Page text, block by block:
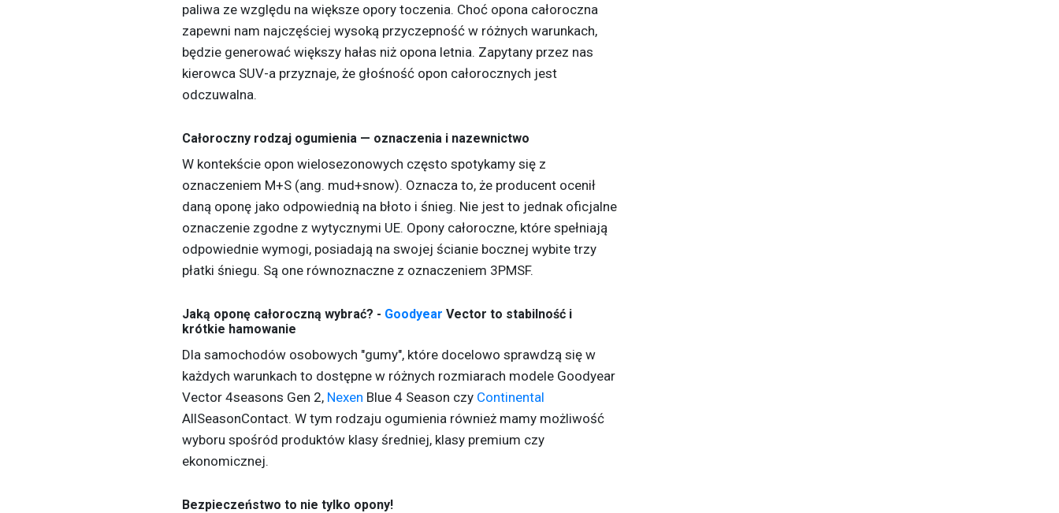
paliwa ze względu na większe opory toczenia. Choć opona całoroczna
zapewni nam najczęściej wysoką przyczepność w różnych warunkach,
będzie generować większy hałas niż opona letnia. Zapytany przez nas
kierowca SUV-a przyznaje, że głośność opon całorocznych jest
odczuwalna.
Całoroczny rodzaj ogumienia — oznaczenia i nazewnictwo
W kontekście opon wielosezonowych często spotykamy się z
oznaczeniem M+S (ang. mud+snow). Oznacza to, że producent ocenił
daną oponę jako odpowiednią na błoto i śnieg. Nie jest to jednak oficjalne
oznaczenie zgodne z wytycznymi UE. Opony całoroczne, które spełniają
odpowiednie wymogi, posiadają na swojej ścianie bocznej wybite trzy
płatki śniegu. Są one równoznaczne z oznaczeniem 3PMSF.
Jaką oponę całoroczną wybrać? - Goodyear Vector to stabilność i
krótkie hamowanie
Dla samochodów osobowych "gumy", które docelowo sprawdzą się w
każdych warunkach to dostępne w różnych rozmiarach modele Goodyear
Vector 4seasons Gen 2, Nexen Blue 4 Season czy Continental
AllSeasonContact. W tym rodzaju ogumienia również mamy możliwość
wyboru spośród produktów klasy średniej, klasy premium czy
ekonomicznej.
Bezpieczeństwo to nie tylko opony!